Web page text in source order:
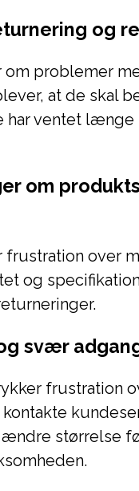
og
om problemer
at de skal
har ventet
om
over
og
svær
frustration
størrelse